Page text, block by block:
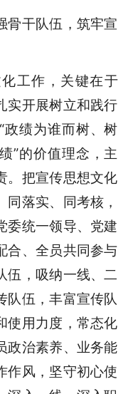
骨干队伍，筑牢宣
工作，关键在于
实开展树立和践行
政绩为谁而树、树
”的价值理念，主
。把宣传思想文化
落实、同考核，
委统一领导、党建
合、全员共同参与
伍，吸纳一线、二
队伍，丰富宣传队
使用力度，常态化
政治素养、业务能
作风，坚守初心使